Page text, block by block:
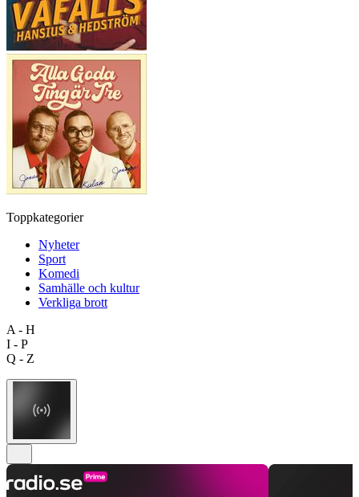
Toppkategorier
Nyheter
Sport
Komedi
Samhälle och kultur
Verkliga brott
A - H
I - P
Q - Z